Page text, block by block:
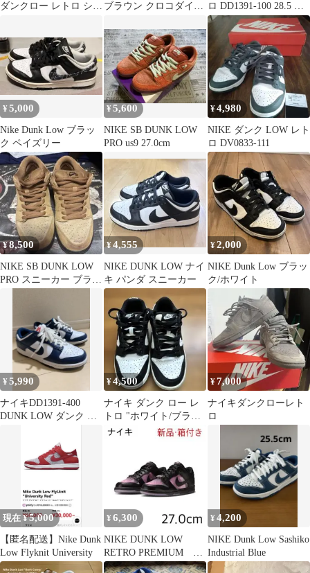
ダンクロー レトロ シカ ブラウン クロコダイル ロ DD1391-100 28.5 白
黒 パンダダンク
¥5,000
Nike Dunk Low ブラッ
ク ペイズリー
¥5,600
NIKE SB DUNK LOW
PRO us9 27.0cm
¥4,980
NIKE ダンク LOW レト
ロ DV0833-111
¥8,500
NIKE SB DUNK LOW
PRO スニーカー ブラウ
¥4,555
NIKE DUNK LOW ナイ
キ パンダ スニーカー
¥2,000
NIKE Dunk Low ブラッ
ク/ホワイト
¥5,990
ナイキDD1391-400
DUNK LOW ダンク ロ
¥4,500
ナイキ ダンク ロー レ
トロ "ホワイト/ブラッ
ク" (パンダ) 23cm
¥7,000
ナイキダンクローレト
ロ
現在 ¥5,000
【匿名配送】Nike Dunk
Low Flyknit University
¥ 6,300
NIKE DUNK LOW
RETRO PREMIUM
27.0cm
¥4,200
NIKE Dunk Low Sashiko
Industrial Blue